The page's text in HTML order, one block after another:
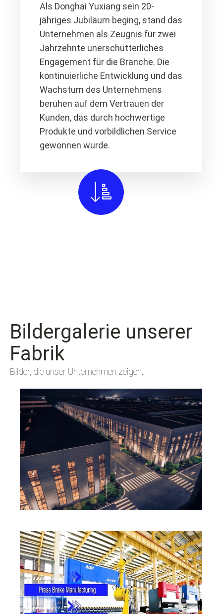
Als Donghai Yuxiang sein 20-
jähriges Jubiläum beging, stand das
Unternehmen als Zeugnis für zwei
Jahrzehnte unerschütterliches
Engagement für die Branche. Die
kontinuierliche Entwicklung und das
Wachstum des Unternehmens
beruhen auf dem Vertrauen der
Kunden, das durch hochwertige
Produkte und vorbildlichen Service
gewonnen wurde.
Bildergalerie unserer
Fabrik
Bilder, die unser Unternehmen zeigen.